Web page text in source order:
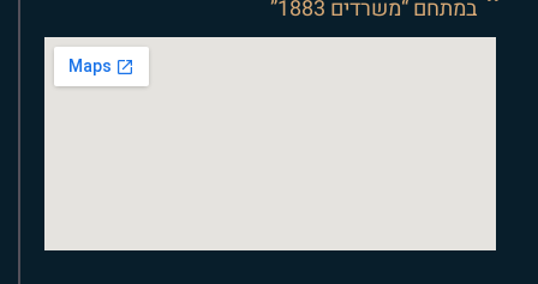
במתחם “משרדים 1883”